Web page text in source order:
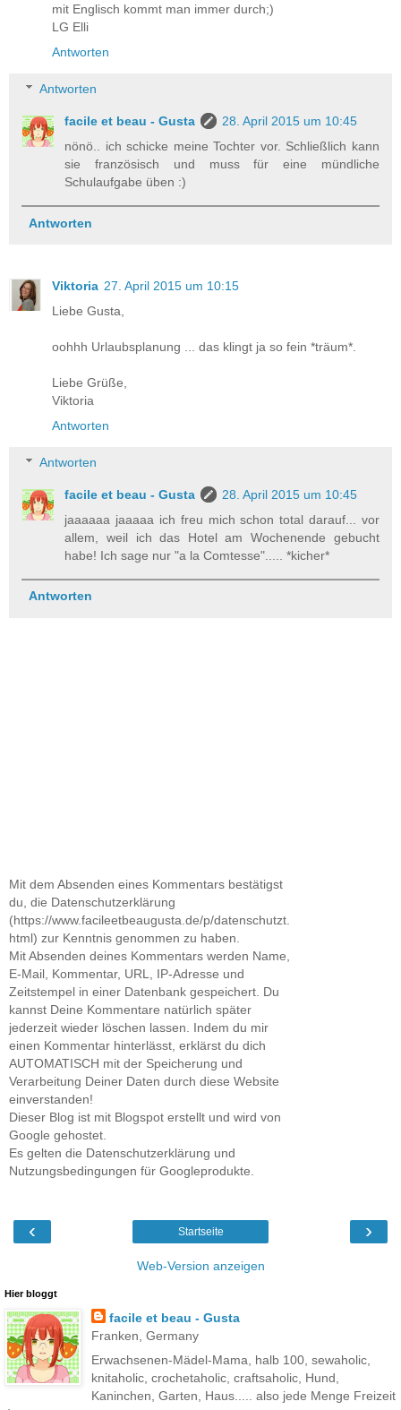
mit Englisch kommt man immer durch;)
LG Elli
Antworten
Antworten
facile et beau - Gusta
28. April 2015 um 10:45
nönö.. ich schicke meine Tochter vor. Schließlich kann
sie französisch und muss für eine mündliche
Schulaufgabe üben :)
Antworten
Viktoria 27. April 2015 um 10:15
Liebe Gusta,
oohhh Urlaubsplanung ... das klingt ja so fein *träum*.
Liebe Grüße,
Viktoria
Antworten
Antworten
facile et beau - Gusta
28. April 2015 um 10:45
jaaaaaa jaaaaa ich freu mich schon total darauf... vor
allem, weil ich das Hotel am Wochenende gebucht
habe! Ich sage nur "a la Comtesse"..... *kicher*
Antworten
Mit dem Absenden eines Kommentars bestätigst
du, die Datenschutzerklärung
(https://www.facileetbeaugusta.de/p/datenschutzt.
html) zur Kenntnis genommen zu haben.
Mit Absenden deines Kommentars werden Name,
E-Mail, Kommentar, URL, IP-Adresse und
Zeitstempel in einer Datenbank gespeichert. Du
kannst Deine Kommentare natürlich später
jederzeit wieder löschen lassen. Indem du mir
einen Kommentar hinterlässt, erklärst du dich
AUTOMATISCH mit der Speicherung und
Verarbeitung Deiner Daten durch diese Website
einverstanden!
Dieser Blog ist mit Blogspot erstellt und wird von
Google gehostet.
Es gelten die Datenschutzerklärung und
Nutzungsbedingungen für Googleprodukte.
‹ ›
Startseite
Web-Version anzeigen
Hier bloggt
facile et beau - Gusta
Franken, Germany
Erwachsenen-Mädel-Mama, halb 100, sewaholic,
knitaholic, crochetaholic, craftsaholic, Hund,
Kaninchen, Garten, Haus..... also jede Menge Freizeit